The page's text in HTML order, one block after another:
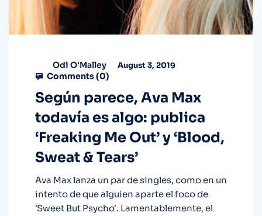
Odi O'Malley August 3, 2019
Comments (0)
Según parece, Ava Max
todavía es algo: publica
‘Freaking Me Out’ y ‘Blood,
Sweat & Tears’
Ava Max lanza un par de singles, como en un
intento de que alguien aparte el foco de
'Sweet But Psycho'. Lamentablemente, el